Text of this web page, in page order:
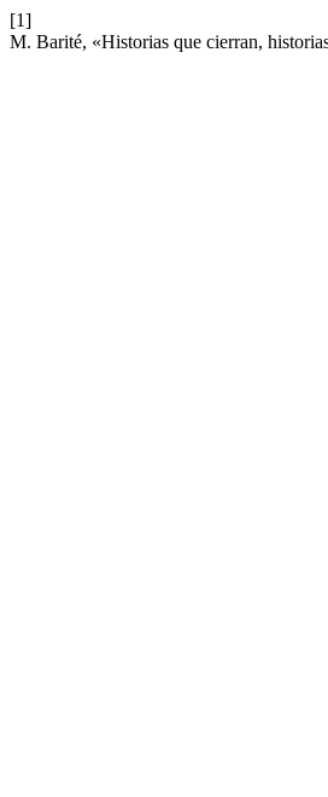
[1]
M. Barité, «Historias que cierran,